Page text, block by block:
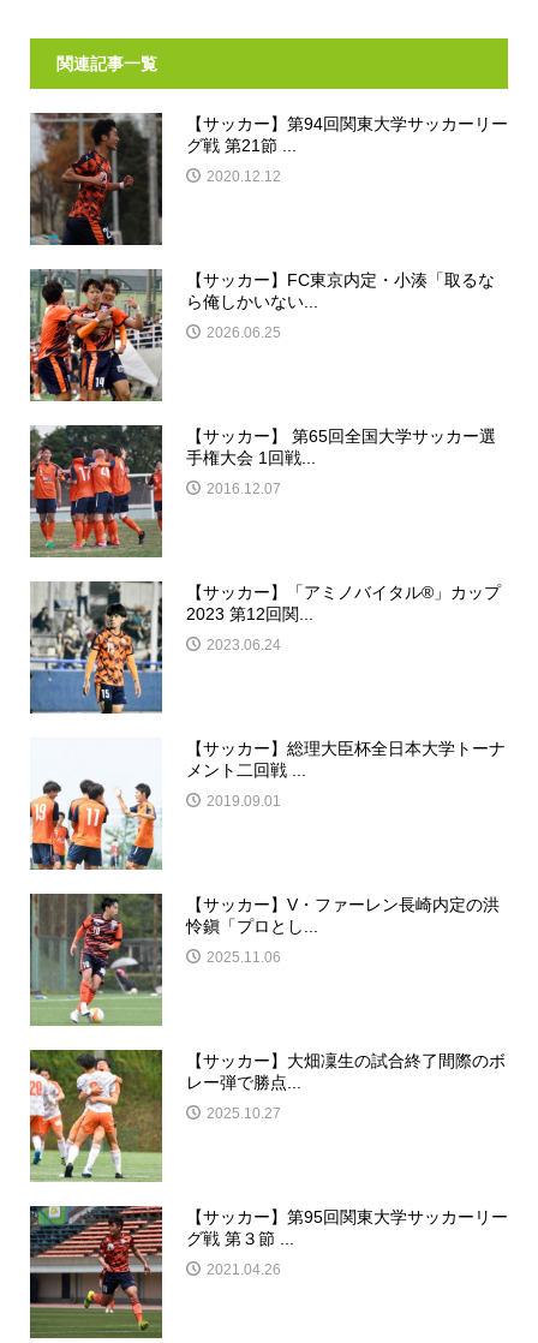
関連記事一覧
【サッカー】第94回関東大学サッカーリー
グ戦 第21節 ...
2020.12.12
【サッカー】FC東京内定・小湊「取るな
ら俺しかいない...
2026.06.25
【サッカー】 第65回全国大学サッカー選
手権大会 1回戦...
2016.12.07
【サッカー】「アミノバイタル®︎」カップ
2023 第12回関...
2023.06.24
【サッカー】総理大臣杯全日本大学トーナ
メント二回戦 ...
2019.09.01
【サッカー】V・ファーレン長崎内定の洪
怜鎭「プロとし...
2025.11.06
【サッカー】大畑凜生の試合終了間際のボ
レー弾で勝点...
2025.10.27
【サッカー】第95回関東大学サッカーリー
グ戦 第３節 ...
2021.04.26